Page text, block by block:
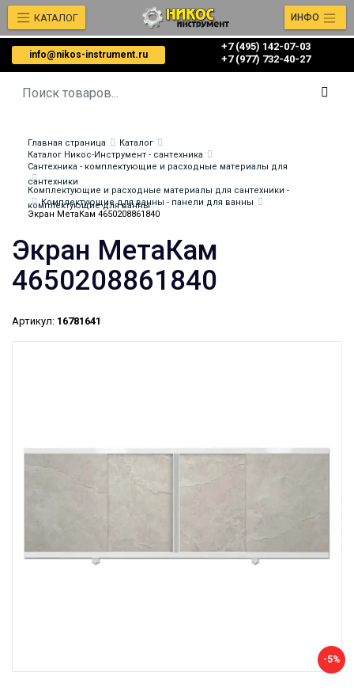
info@nikos-instrument.ru
+7 (495) 142-07-03
‎‎+7 (977) 732-40-27
КАТАЛОГ ИНФО
Главная страница
Каталог
Каталог Никос-Инструмент - сантехника
Сантехника - комплектующие и расходные материалы для
сантехники
Комплектующие и расходные материалы для сантехники -
комплектующие для ванны
Комплектующие для ванны - панели для ванны
Экран МетаКам 4650208861840
Экран МетаКам
4650208861840
Артикул: 16781641
-5%